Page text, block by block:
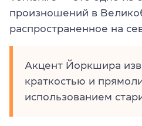
произношений в
распространенное на
Акцент Йоркшира
краткостью и
использованием